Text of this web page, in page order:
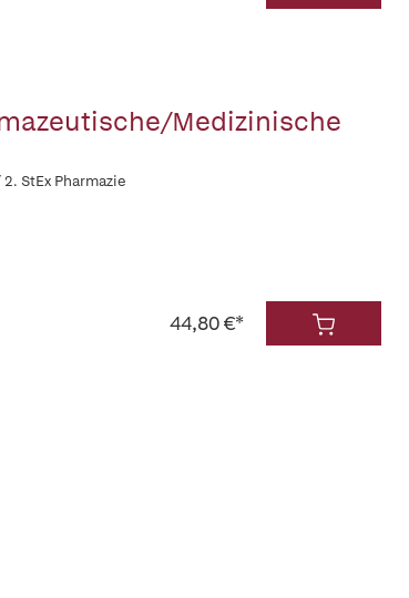
Medizinische
StEx Pharmazie
44,80 €*